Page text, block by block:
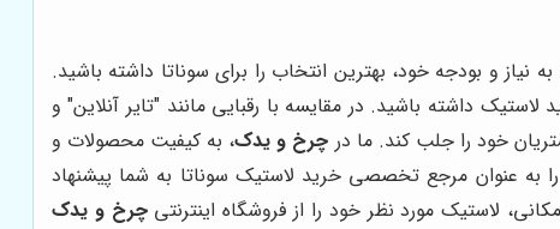
و بودجه خود، بهترین انتخاب را برای سوناتا داشته باشید.
داشته باشید. در مقایسه با رقبایی مانند "تایر آنلاین" و
خود را جلب کند. ما در چرخ و یدک، به کیفیت محصولات و
به عنوان مرجع تخصصی خرید لاستیک سوناتا به شما پیشنهاد
لاستیک مورد نظر خود را از فروشگاه اینترنتیچرخ و یدک